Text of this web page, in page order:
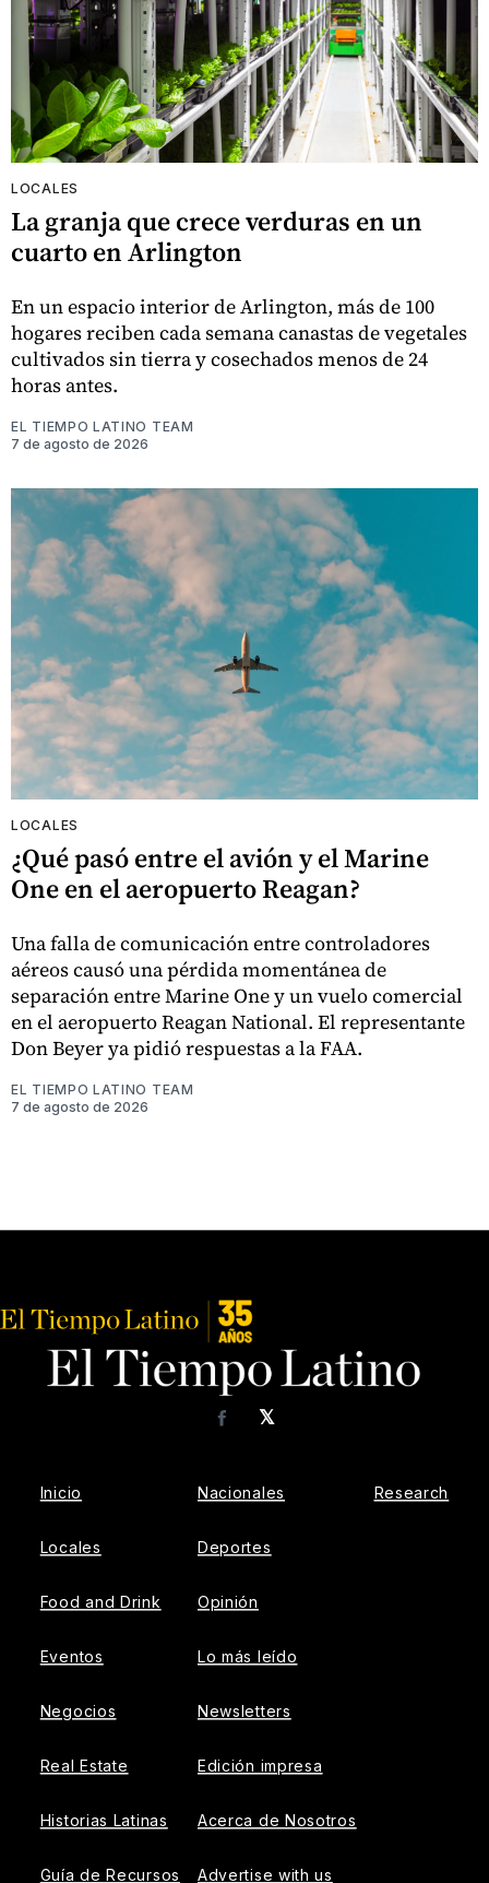
LOCALES
La granja que crece verduras en un
cuarto en Arlington
En un espacio interior de Arlington, más de 100
hogares reciben cada semana canastas de vegetales
cultivados sin tierra y cosechados menos de 24
horas antes.
EL TIEMPO LATINO TEAM
7 de agosto de 2026
LOCALES
¿Qué pasó entre el avión y el Marine
One en el aeropuerto Reagan?
Una falla de comunicación entre controladores
aéreos causó una pérdida momentánea de
separación entre Marine One y un vuelo comercial
en el aeropuerto Reagan National. El representante
Don Beyer ya pidió respuestas a la FAA.
EL TIEMPO LATINO TEAM
7 de agosto de 2026
𝕏
Facebook
Inicio
Locales
Food and Drink
Eventos
Negocios
Real Estate
Historias Latinas
Guía de Recursos
Nacionales
Deportes
Opinión
Lo más leído
Newsletters
Edición impresa
Acerca de Nosotros
Advertise with us
Research